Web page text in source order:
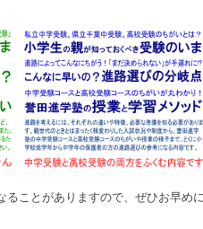
ることがありますので、ぜひお早め